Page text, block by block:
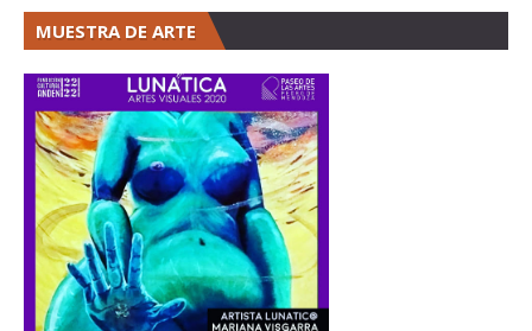
MUESTRA DE ARTE